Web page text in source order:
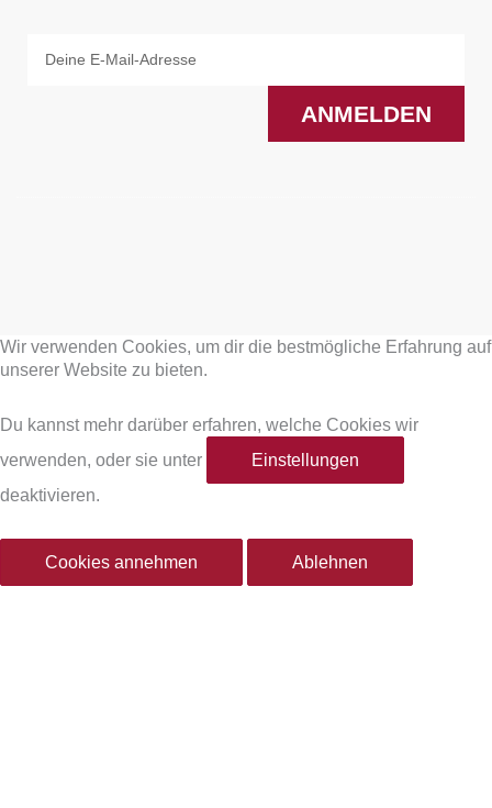
ANMELDEN
a
e
b
o
o
Wir verwenden Cookies, um dir die bestmögliche Erfahrung auf
unserer Website zu bieten.
Du kannst mehr darüber erfahren, welche Cookies wir
verwenden, oder sie unter
Einstellungen
deaktivieren.
Cookies annehmen Ablehnen